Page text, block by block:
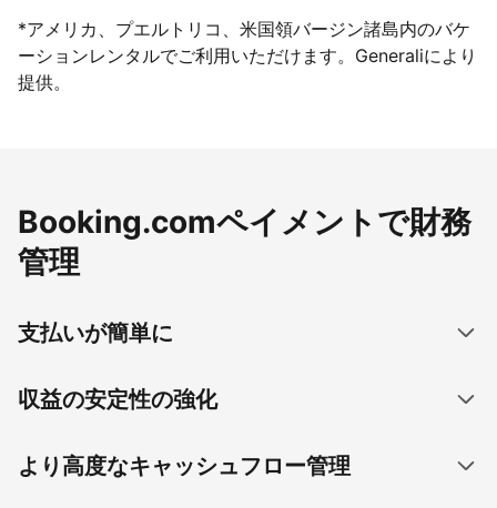
*アメリカ、プエルトリコ、米国領バージン諸島内のバケ
ーションレンタルでご利用いただけます。Generaliにより
提供。
Booking.comペイメントで財務
管理
支払いが簡単に
収益の安定性の強化
より高度なキャッシュフロー管理